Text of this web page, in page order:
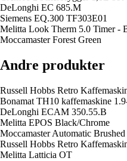
DeLonghi EC 685.M
Siemens EQ.300 TF303E01
Melitta Look Therm 5.0 Timer -
Moccamaster Forest Green
Andre produkter
Russell Hobbs Retro
Bonamat TH10 kaffemaskine
DeLonghi ECAM 350.55.B
Melitta EPOS Black/Chrome
Moccamaster Automatic
Russell Hobbs Retro
Melitta Latticia OT